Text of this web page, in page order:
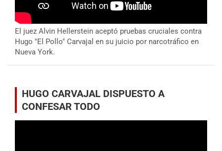
El juez Alvin Hellerstein aceptó pruebas cruciales contra
Hugo "El Pollo" Carvajal en su juicio por narcotráfico en
Nueva York.
HUGO CARVAJAL DISPUESTO A
CONFESAR TODO